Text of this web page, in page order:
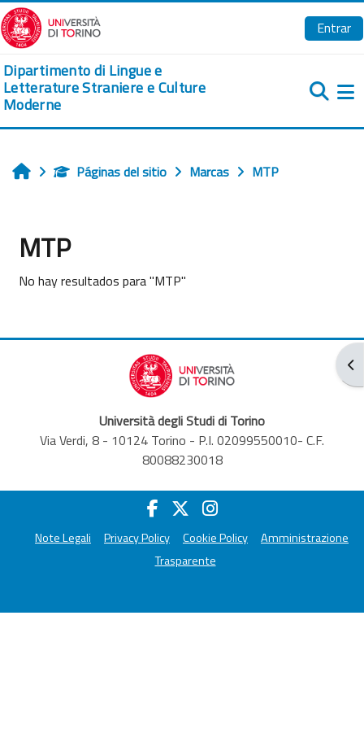
Salta al contenido principal
Entrar
Dipartimento di Lingue e
Letterature Straniere e Culture
Moderne
InicioPáginas del sitio Marcas MTP
MTP
No hay resultados para "MTP"
Università degli Studi di Torino
Via Verdi, 8 - 10124 Torino - P.I. 02099550010- C.F.
80088230018
Note Legali Privacy Policy Cookie Policy
Amministrazione
Trasparente